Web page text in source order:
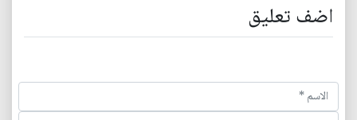
اضف تعليق